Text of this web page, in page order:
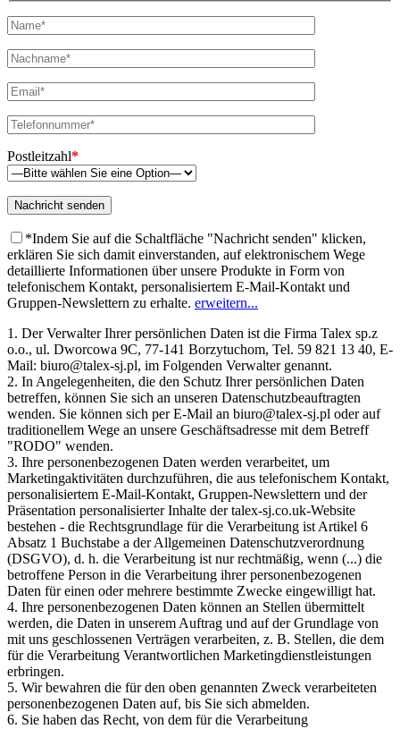
Postleitzahl*
*Indem Sie auf die Schaltfläche "Nachricht senden" klicken,
erklären Sie sich damit einverstanden, auf elektronischem Wege
detaillierte Informationen über unsere Produkte in Form von
telefonischem Kontakt, personalisiertem E-Mail-Kontakt und
Gruppen-Newslettern zu erhalte. erweitern...
1. Der Verwalter Ihrer persönlichen Daten ist die Firma Talex sp.z
o.o., ul. Dworcowa 9C, 77-141 Borzytuchom, Tel. 59 821 13 40, E-
Mail: biuro@talex-sj.pl, im Folgenden Verwalter genannt.
2. In Angelegenheiten, die den Schutz Ihrer persönlichen Daten
betreffen, können Sie sich an unseren Datenschutzbeauftragten
wenden. Sie können sich per E-Mail an biuro@talex-sj.pl oder auf
traditionellem Wege an unsere Geschäftsadresse mit dem Betreff
"RODO" wenden.
3. Ihre personenbezogenen Daten werden verarbeitet, um
Marketingaktivitäten durchzuführen, die aus telefonischem Kontakt,
personalisiertem E-Mail-Kontakt, Gruppen-Newslettern und der
Präsentation personalisierter Inhalte der talex-sj.co.uk-Website
bestehen - die Rechtsgrundlage für die Verarbeitung ist Artikel 6
Absatz 1 Buchstabe a der Allgemeinen Datenschutzverordnung
(DSGVO), d. h. die Verarbeitung ist nur rechtmäßig, wenn (...) die
betroffene Person in die Verarbeitung ihrer personenbezogenen
Daten für einen oder mehrere bestimmte Zwecke eingewilligt hat.
4. Ihre personenbezogenen Daten können an Stellen übermittelt
werden, die Daten in unserem Auftrag und auf der Grundlage von
mit uns geschlossenen Verträgen verarbeiten, z. B. Stellen, die dem
für die Verarbeitung Verantwortlichen Marketingdienstleistungen
erbringen.
5. Wir bewahren die für den oben genannten Zweck verarbeiteten
personenbezogenen Daten auf, bis Sie sich abmelden.
6. Sie haben das Recht, von dem für die Verarbeitung